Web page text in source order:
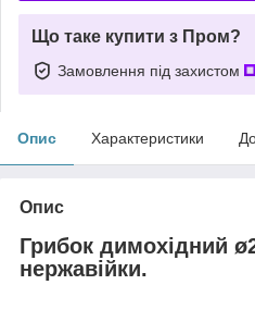
Що таке купити з Пром?
Замовлення під захистом
Опис Характеристики
Опис
Грибок димохідний
нержавійки.